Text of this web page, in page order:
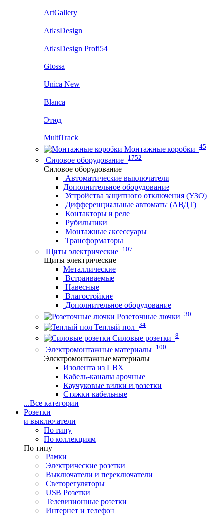
ArtGallery
AtlasDesign
AtlasDesign Profi54
Glossa
Unica New
Blanca
Этюд
MultiTrack
Монтажные коробки 45
Силовое оборудование 1752
Силовое оборудование
Автоматические выключатели
Дополнительное оборудование
Устройства защитного отключения (УЗО)
Дифференциальные автоматы (АВДТ)
Контакторы и реле
Рубильники
Монтажные аксессуары
Трансформаторы
Щиты электрические 107
Щиты электрические
Металлические
Встраиваемые
Навесные
Влагостойкие
Дополнительное оборудование
Розеточные лючки 30
Теплый пол 34
Силовые розетки 8
Электромонтажные материалы 100
Электромонтажные материалы
Изолента из ПВХ
Кабель-каналы арочные
Каучуковые вилки и розетки
Стяжки кабельные
...Все категории
Розетки
и выключатели
По типу
По коллекциям
По типу
Рамки
Электрические розетки
Выключатели и переключатели
Светорегуляторы
USB Розетки
Телевизионные розетки
Интернет и телефон